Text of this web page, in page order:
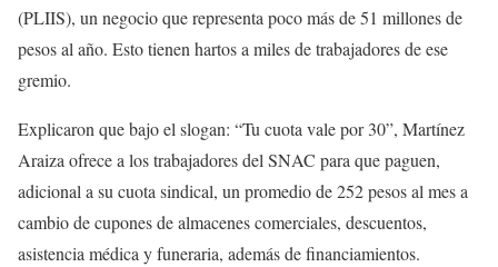
(PLIIS), un negocio que representa poco más de 51 millones de
pesos al año. Esto tienen hartos a miles de trabajadores de ese
gremio.
Explicaron que bajo el slogan: “Tu cuota vale por 30”, Martínez
Araiza ofrece a los trabajadores del SNAC para que paguen,
adicional a su cuota sindical, un promedio de 252 pesos al mes a
cambio de cupones de almacenes comerciales, descuentos,
asistencia médica y funeraria, además de financiamientos.